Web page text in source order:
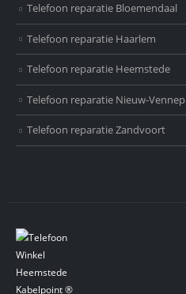
Telefoon reparatie Bloemendaal
Telefoon reparatie Haarlem
Telefoon reparatie Heemstede
Telefoon reparatie Nieuw-Vennep
Telefoon reparatie Zandvoort